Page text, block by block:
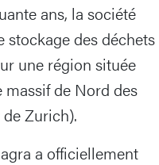
ans, la société
des déchets
une région située
massif de Nord des
de Zurich).
a officiellement